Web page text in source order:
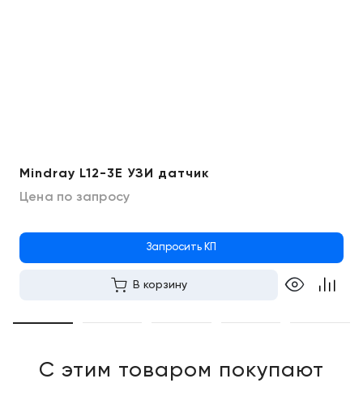
Mindray L12-3E УЗИ датчик
Цена по запросу
Запросить КП
В корзину
С этим товаром покупают